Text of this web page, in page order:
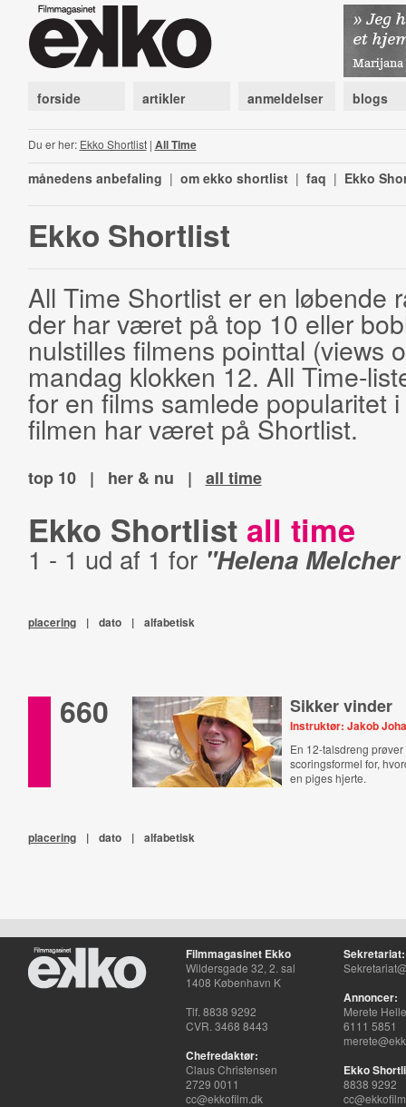
forside artikler anmeldelser blogs
Du er her: Ekko Shortlist| All Time
månedens anbefaling | om ekko shortlist | faq | Ekko
Ekko Shortlist
All Time Shortlist er en løbende
der har været på top 10 eller
nulstilles filmens pointtal (views
mandag klokken 12. All Time-
for en films samlede popularitet
filmen har været på Shortlist.
top 10 | her & nu | all time
Ekko Shortlist all time
1 - 1 ud af 1 for "Helena
placering | dato | alfabetisk
660 Sikker vinder
Instruktør: Jakob
En 12-talsdreng
scoringsformel for,
en piges hjerte.
placering | dato | alfabetisk
Filmmagasinet Ekko
Wildersgade 32, 2. sal
1408 København K
Tlf. 8838 9292
CVR. 3468 8443
Chefredaktør:
Claus Christensen
2729 0011
cc@ekkofilm.dk
Sekretariat:
Annoncer:
Merete
6111 5851
Ekko
8838 9292